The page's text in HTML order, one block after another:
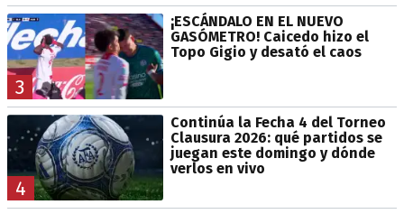
3
¡ESCÁNDALO EN EL NUEVO
GASÓMETRO! Caicedo hizo el
Topo Gigio y desató el caos
4
Continúa la Fecha 4 del Torneo
Clausura 2026: qué partidos se
juegan este domingo y dónde
verlos en vivo